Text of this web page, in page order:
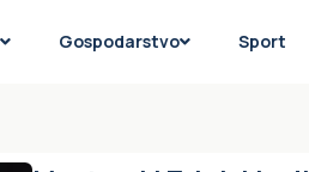
Gospodarstvo Sport